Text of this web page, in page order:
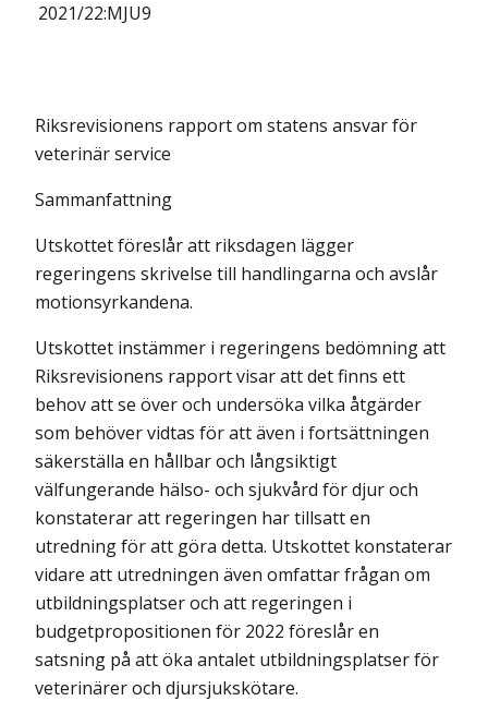
2021/22:MJU9
Riksrevisionens rapport om statens ansvar för
veterinär service
Sammanfattning
Utskottet föreslår att riksdagen lägger
regeringens skrivelse till handlingarna och avslår
motionsyrkandena.
Utskottet instämmer i regeringens bedömning att
Riksrevisionens rapport visar att det finns ett
behov att se över och undersöka vilka åtgärder
som behöver vidtas för att även i fortsättningen
säkerställa en hållbar och långsiktigt
välfungerande hälso- och sjukvård för djur och
konstaterar att regeringen har tillsatt en
utredning för att göra detta. Utskottet konstaterar
vidare att utredningen även omfattar frågan om
utbildningsplatser och att regeringen i
budgetpropositionen för 2022 föreslår en
satsning på att öka antalet utbildningsplatser för
veterinärer och djursjukskötare.